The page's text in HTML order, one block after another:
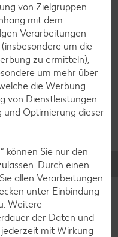
von Zielgruppen
mit dem
Verarbeitungen
um die
zu ermitteln),
um mehr über
die Werbung
von Dienstleistungen
und Optimierung dieser
können Sie nur den
Durch einen
allen Verarbeitungen
unter Einbindung
Weitere
der Daten und
jederzeit mit Wirkung